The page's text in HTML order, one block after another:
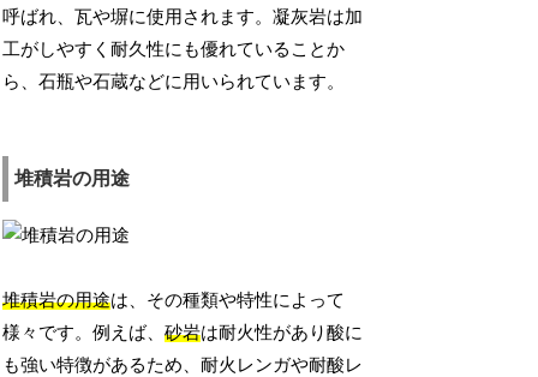
呼ばれ、瓦や塀に使用されます。凝灰岩は加
工がしやすく耐久性にも優れていることか
ら、石瓶や石蔵などに用いられています。
堆積岩の用途
堆積岩の用途は、その種類や特性によって
様々です。例えば、砂岩は耐火性があり酸に
も強い特徴があるため、耐火レンガや耐酸レ